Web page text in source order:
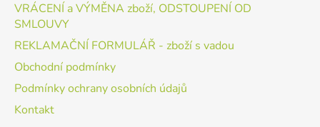
VRÁCENÍ a VÝMĚNA zboží, ODSTOUPENÍ OD
SMLOUVY
REKLAMAČNÍ FORMULÁŘ - zboží s vadou
Obchodní podmínky
Podmínky ochrany osobních údajů
Kontakt